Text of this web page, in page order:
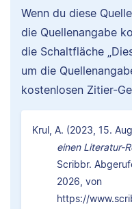
Wenn du diese
die Quellenangabe
die Schaltfläche
um die
kostenlosen Zitier-
Krul, A. (2023, 15.
einen Literatur-
Scribbr.
2026, von
https://